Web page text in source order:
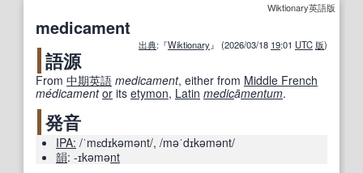
Wiktionary英語版
medicament
出典:『Wiktionary』 (2026/03/18 19:01 UTC 版)
語源
From 中期英語 medicament, either from Middle French
médicament or its etymon, Latin medicāmentum.
発音
IPA: /ˈmɛdɪkəmənt/, /məˈdɪkəmənt/
韻: -ɪkəmənt